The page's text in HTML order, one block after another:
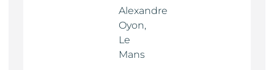
Alexandre
Oyon,
Le
Mans